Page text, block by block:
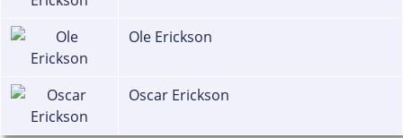
Ole Erickson
Oscar Erickson